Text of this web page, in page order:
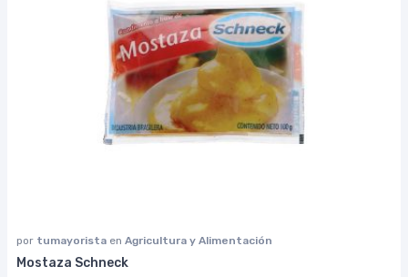
por tumayorista en Agricultura y Alimentación
Mostaza Schneck